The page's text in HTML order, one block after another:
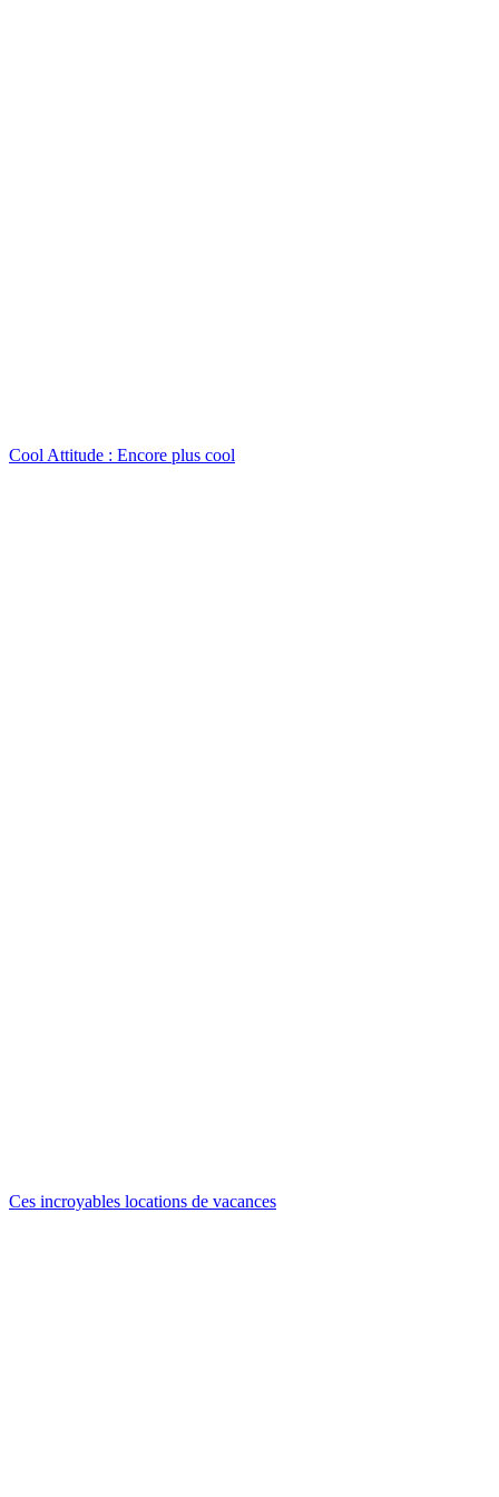
Cool Attitude : Encore plus cool
Ces incroyables locations de vacances